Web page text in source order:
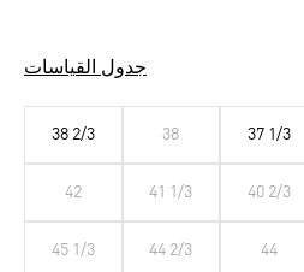
جدول القياسات
37 1/3
38
38 2/3
40 2/3
41 1/3
42
44
44 2/3
45 1/3